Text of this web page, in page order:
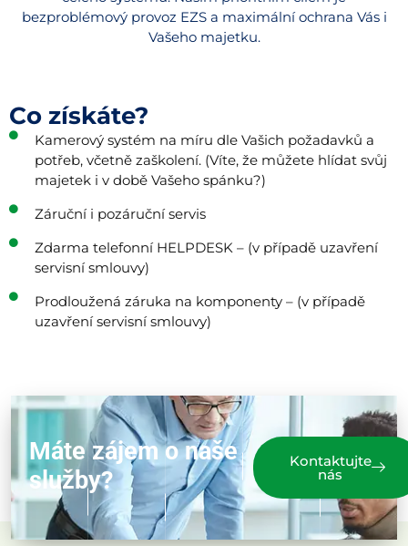
bezproblémový provoz EZS a maximální ochrana Vás i
Vašeho majetku.
Co získáte?
Kamerový systém na míru dle Vašich požadavků a
potřeb, včetně zaškolení. (Víte, že můžete hlídat svůj
majetek i v době Vašeho spánku?)
Záruční i pozáruční servis
Zdarma telefonní HELPDESK – (v případě uzavření
servisní smlouvy)
Prodloužená záruka na komponenty – (v případě
uzavření servisní smlouvy)
Máte zájem o naše
služby?
Kontaktujte
nás